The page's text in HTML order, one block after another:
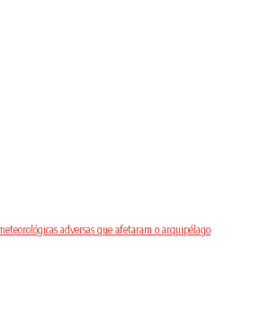
adversas que afetaram o arquipélago